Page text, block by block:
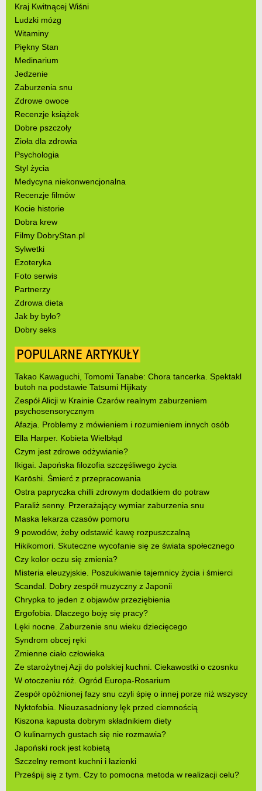
Kraj Kwitnącej Wiśni
Ludzki mózg
Witaminy
Piękny Stan
Medinarium
Jedzenie
Zaburzenia snu
Zdrowe owoce
Recenzje książek
Dobre pszczoły
Zioła dla zdrowia
Psychologia
Styl życia
Medycyna niekonwencjonalna
Recenzje filmów
Kocie historie
Dobra krew
Filmy DobryStan.pl
Sylwetki
Ezoteryka
Foto serwis
Partnerzy
Zdrowa dieta
Jak by było?
Dobry seks
POPULARNE ARTYKUŁY
Takao Kawaguchi, Tomomi Tanabe: Chora tancerka. Spektakl
butoh na podstawie Tatsumi Hijikaty
Zespół Alicji w Krainie Czarów realnym zaburzeniem
psychosensorycznym
Afazja. Problemy z mówieniem i rozumieniem innych osób
Ella Harper. Kobieta Wielbłąd
Czym jest zdrowe odżywianie?
Ikigai. Japońska filozofia szczęśliwego życia
Karōshi. Śmierć z przepracowania
Ostra papryczka chilli zdrowym dodatkiem do potraw
Paraliż senny. Przerażający wymiar zaburzenia snu
Maska lekarza czasów pomoru
9 powodów, żeby odstawić kawę rozpuszczalną
Hikikomori. Skuteczne wycofanie się ze świata społecznego
Czy kolor oczu się zmienia?
Misteria eleuzyjskie. Poszukiwanie tajemnicy życia i śmierci
Scandal. Dobry zespół muzyczny z Japonii
Chrypka to jeden z objawów przeziębienia
Ergofobia. Dlaczego boję się pracy?
Lęki nocne. Zaburzenie snu wieku dziecięcego
Syndrom obcej ręki
Zmienne ciało człowieka
Ze starożytnej Azji do polskiej kuchni. Ciekawostki o czosnku
W otoczeniu róż. Ogród Europa-Rosarium
Zespół opóźnionej fazy snu czyli śpię o innej porze niż wszyscy
Nyktofobia. Nieuzasadniony lęk przed ciemnością
Kiszona kapusta dobrym składnikiem diety
O kulinarnych gustach się nie rozmawia?
Japoński rock jest kobietą
Szczelny remont kuchni i łazienki
Prześpij się z tym. Czy to pomocna metoda w realizacji celu?